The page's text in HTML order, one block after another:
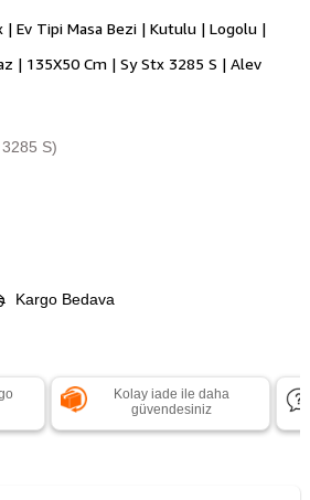
| Ev Tipi Masa Bezi | Kutulu | Logolu |
| 135X50 Cm | Sy Stx 3285 S | Alev
S)
Kargo Bedava
Kolay iade ile daha
güvendesiniz